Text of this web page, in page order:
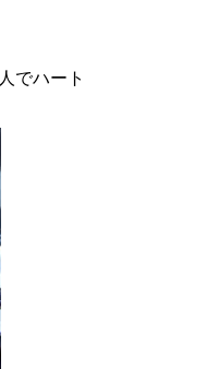
でハート